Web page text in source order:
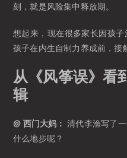
刻，就是风险集中释放期。
想起来，现在很多家长因孩
孩子在内生自制力养成前，接
从《风筝误》看
辑
@ 西门大妈： 清代李渔写了
什么地步呢？